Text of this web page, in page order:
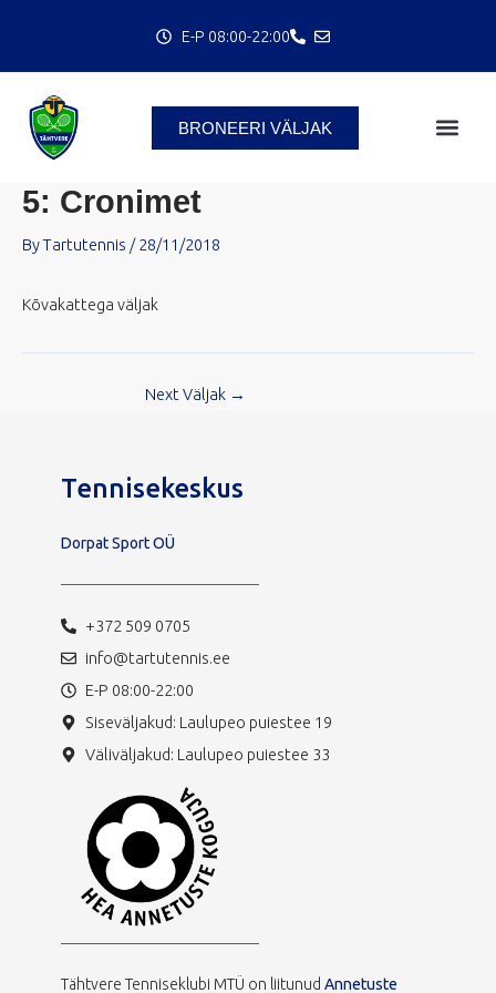
E-P 08:00-22:00
BRONEERI VÄLJAK
5: Cronimet
ByTartutennis /28/11/2018
Kõvakattega väljak
Next Väljak →
Tennisekeskus
Dorpat Sport OÜ
+372 509 0705
info@tartutennis.ee
E-P 08:00-22:00
Siseväljakud: Laulupeo puiestee 19
Väliväljakud: Laulupeo puiestee 33
Tähtvere Tenniseklubi MTÜ on liitunud Annetuste